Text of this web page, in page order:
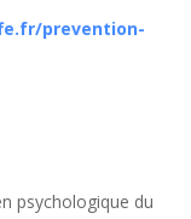
prevention-
psychologique du